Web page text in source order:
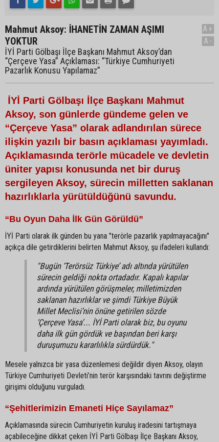
Mahmut Aksoy: İHANETİN ZAMAN AŞIMI
YOKTUR
İYİ Parti Gölbaşı İlçe Başkanı Mahmut Aksoy’dan
“Çerçeve Yasa” Açıklaması: “Türkiye Cumhuriyeti
Pazarlık Konusu Yapılamaz”
A+
A-
İYİ Parti Gölbaşı İlçe Başkanı Mahmut
Aksoy, son günlerde gündeme gelen ve
“Çerçeve Yasa” olarak adlandırılan sürece
ilişkin yazılı bir basın açıklaması yayımladı.
Açıklamasında terörle mücadele ve devletin
üniter yapısı konusunda net bir duruş
sergileyen Aksoy, sürecin milletten saklanan
hazırlıklarla yürütüldüğünü savundu.
“Bu Oyun Daha İlk Gün Görüldü”
İYİ Parti olarak ilk günden bu yana "terörle pazarlık yapılmayacağını"
açıkça dile getirdiklerini belirten Mahmut Aksoy, şu ifadeleri kullandı:
"Bugün ‘Terörsüz Türkiye’ adı altında yürütülen
sürecin geldiği nokta ortadadır. Kapalı kapılar
ardında yürütülen görüşmeler, milletimizden
saklanan hazırlıklar ve şimdi Türkiye Büyük
Millet Meclisi’nin önüne getirilen sözde
‘Çerçeve Yasa’... İYİ Parti olarak biz, bu oyunu
daha ilk gün gördük ve başından beri karşı
duruşumuzu kararlılıkla sürdürdük."
Mesele yalnızca bir yasa düzenlemesi değildir diyen Aksoy, olayın
Türkiye Cumhuriyeti Devleti’nin terör karşısındaki tavrını değiştirme
girişimi olduğunu vurguladı.
“Şehitlerimizin Emaneti Hiçe Sayılamaz”
Açıklamasında sürecin Cumhuriyetin kuruluş iradesini tartışmaya
açabileceğine dikkat çeken İYİ Parti Gölbaşı İlçe Başkanı Aksoy,